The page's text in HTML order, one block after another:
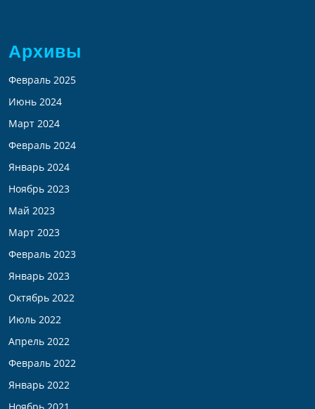
Архивы
Февраль 2025
Июнь 2024
Март 2024
Февраль 2024
Январь 2024
Ноябрь 2023
Май 2023
Март 2023
Февраль 2023
Январь 2023
Октябрь 2022
Июль 2022
Апрель 2022
Февраль 2022
Январь 2022